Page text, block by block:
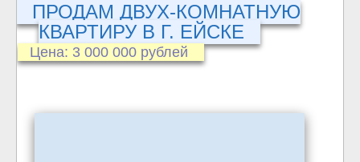
ПРОДАМ ДВУХ-КОМНАТНУЮ
КВАРТИРУ В Г. ЕЙСКЕ
Цена: 3 000 000 рублей